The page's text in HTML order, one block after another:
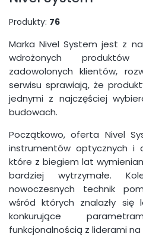
Produkty: 76
Marka Nivel System jest z
wdrożonych
zadowolonych klientów,
serwisu sprawiają, że
jednymi z najczęściej
budowach.
Początkowo, oferta Nivel
instrumentów optycznych i
które z biegiem lat
bardziej wytrzymałe.
nowoczesnych technik
wśród których znalazły się
konkurujące
funkcjonalnością z liderami na